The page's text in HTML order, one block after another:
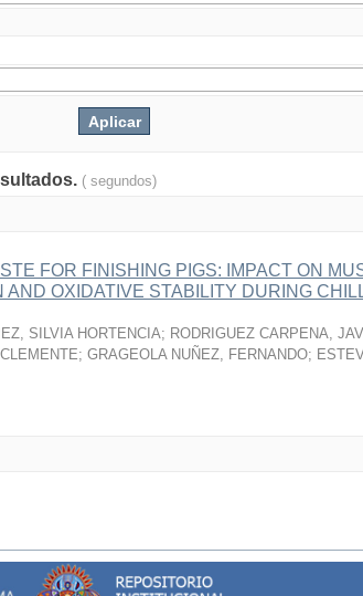
( segundos)
FOR FINISHING PIGS: IMPACT ON
AND OXIDATIVE STABILITY DURING
SILVIA HORTENCIA; RODRIGUEZ CARPENA,
; GRAGEOLA NUÑEZ, FERNANDO;